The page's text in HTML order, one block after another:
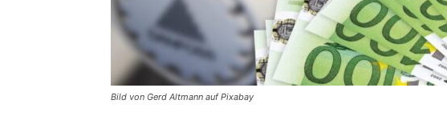
Bild von Gerd Altmann auf Pixabay